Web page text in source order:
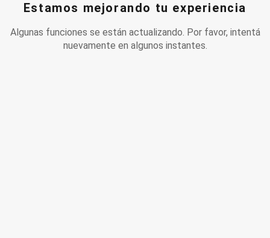
Estamos mejorando tu experiencia
Algunas funciones se están actualizando. Por favor, intentá
nuevamente en algunos instantes.